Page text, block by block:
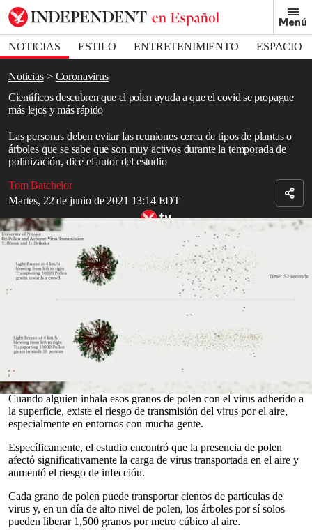
Menú
NOTICIAS ESTILO ENTRETENIMIENTO
ESPACIO
DEPORTES
Noticias
Coronavirus
Científicos descubren que el polen ayuda a que el covid se propague
más lejos y más rápido
Las personas deben evitar las reuniones cerca de tipos de plantas o
árboles que se sabe que son muy activos durante la temporada de
polinización, dice el autor del estudio
Tom Batchelor
Martes, 22 de junio de 2021 13:14 EDT
Bookmark popover
Removed from bookmarks
Close popover
seconds
seconds
Research indicates tree pollen facilitates covid_19 spread
Read in English
El polen de los árboles puede ayudar a que las partículas de
en el aire se propaguen más rápido, lo que hace que la regla de los
dos metros sea menos efectiva incluso en entornos al aire libre, han
dicho los científicos.
Las partículas devirusque quedan suspendidas en el aire después
de la tos o el estornudo de una persona infectada pueden adherirse
al polen, que se dispersa con la brisa.
Cuando alguien inhala esos granos de polen con el virus adherido a
la superficie, existe el riesgo de transmisión del virus por el aire,
especialmente en entornos con mucha gente.
Específicamente, el estudio encontró que la presencia de polen
afectó significativamente la carga de virus transportada en el aire y
aumentó el riesgo de infección.
Cada grano de polen puede transportar cientos de partículas de
virus y, en un día de alto nivel de polen, los árboles por sí solos
pueden liberar 1,500 granos por metro cúbico al aire.